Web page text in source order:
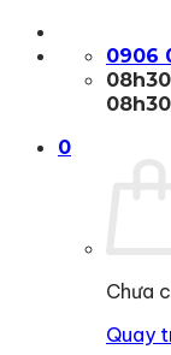
qua
0906
0
Chưa
Quay